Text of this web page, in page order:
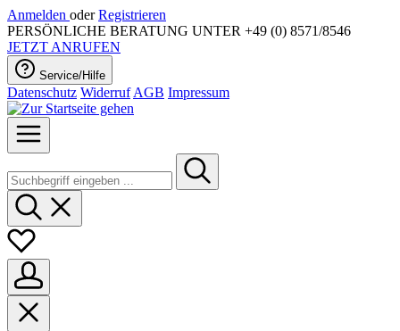
Anmelden oder Registrieren
PERSÖNLICHE BERATUNG UNTER +49 (0) 8571/8546
JETZT ANRUFEN
Service/Hilfe
Datenschutz Widerruf AGB Impressum